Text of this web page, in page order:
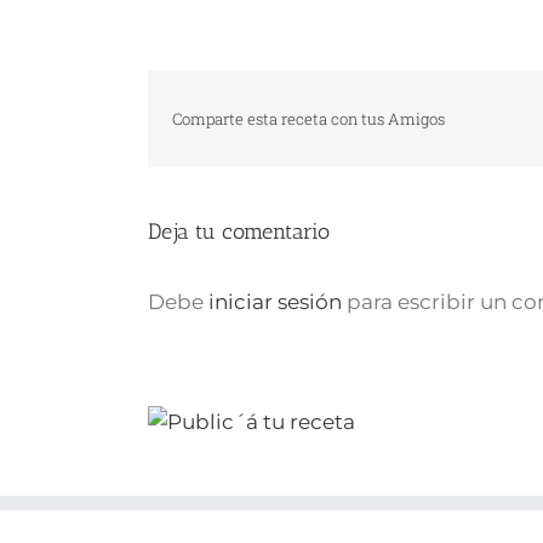
Comparte esta receta con tus Amigos
Deja tu comentario
Debe iniciar sesión para escribir un